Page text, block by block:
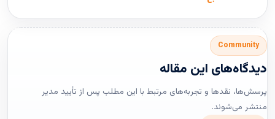
Community
دیدگاه‌های این مقاله
پرسش‌ها، نقدها و تجربه‌های مرتبط با این مطلب پس از تأیید مدیر
منتشر می‌شوند.